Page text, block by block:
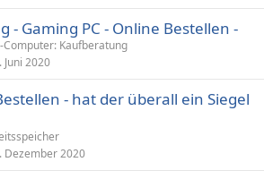
- Gaming PC - Online Bestellen -
Computer: Kaufberatung
Juni 2020
- hat der überall ein Siegel
Dezember 2020